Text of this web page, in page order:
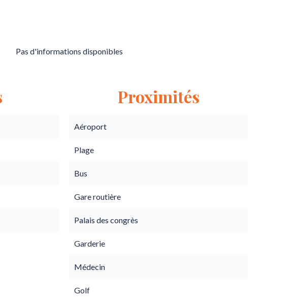
Pas d'informations disponibles
Proximités
Aéroport
Plage
Bus
Gare routière
Palais des congrès
Garderie
Médecin
Golf